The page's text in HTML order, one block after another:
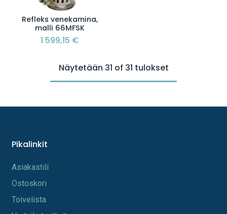
Refleks venekamina,
malli 66MFSK
1 599,15 €
Näytetään 31 of 31 tulokset
Pikalinkit
A​s​iakastili
Os​toskori
Toi​velista